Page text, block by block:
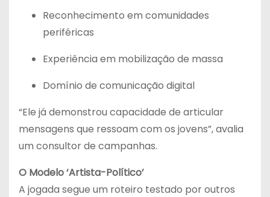
Reconhecimento em comunidades
periféricas
Experiência em mobilização de massa
Domínio de comunicação digital
“Ele já demonstrou capacidade de articular
mensagens que ressoam com os jovens”, avalia
um consultor de campanhas.
O Modelo ‘Artista-Político’
A jogada segue um roteiro testado por outros